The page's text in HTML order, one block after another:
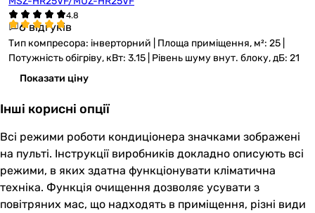
6 відгуків
Тип компресора: інверторний | Площа приміщення, м²: 25 |
Потужність обігріву, кВт: 3.15 | Рівень шуму внут. блоку, дБ: 21
Показати ціну
Інші корисні опції
Всі режими роботи кондиціонера значками зображені
на пульті. Інструкції виробників докладно описують всі
режими, в яких здатна функціонувати кліматична
техніка. Функція очищення дозволяє усувати з
повітряних мас, що надходять в приміщення, різні види